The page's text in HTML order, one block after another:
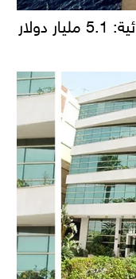
قفزة في صادرات الصناعات الغذائية: 5.1 مليار دولار